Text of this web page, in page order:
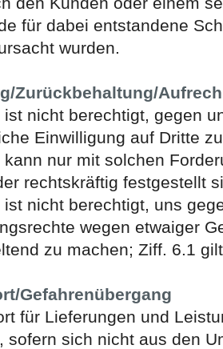
für dabei entstandene
wurden.
Zurückbehaltung/
ist nicht berechtigt, gegen
Einwilligung auf Dritte
kann nur mit solchen
rechtskräftig festgestellt
ist nicht berechtigt, uns
wegen etwaiger
zu machen; Ziff. 6.1
Gefahrenübergang
für Lieferungen und
sofern sich nicht aus den